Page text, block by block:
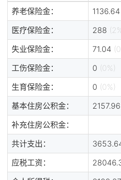
养老保险金： 1136.64
医疗保险金：
288
失业保险金：
71.04
工伤保险金：
0 (0%)
生育保险金：
0 (0%)
基本住房公积金：
2157.96
补充住房公积金：
共计支出：
应税工资：